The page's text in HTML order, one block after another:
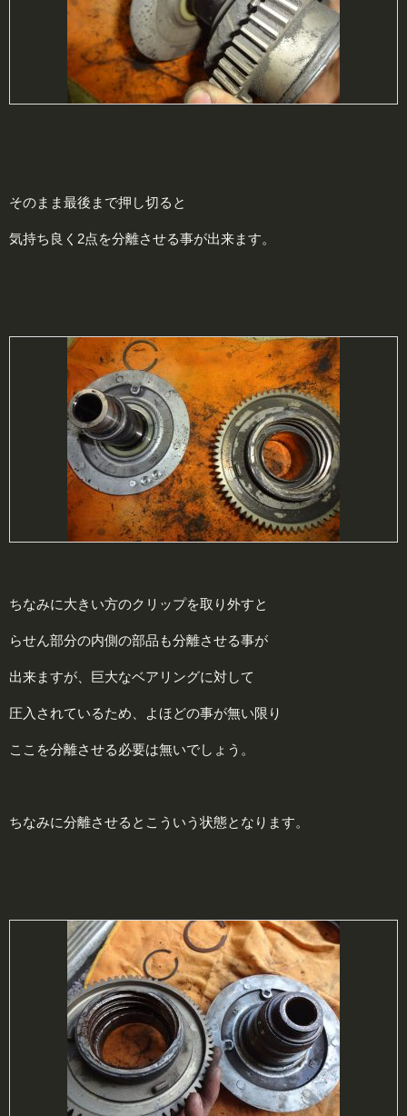
そのまま最後まで押し切ると
気持ち良く2点を分離させる事が出来ます。
ちなみに大きい方のクリップを取り外すと
らせん部分の内側の部品も分離させる事が
出来ますが、巨大なベアリングに対して
圧入されているため、よほどの事が無い限り
ここを分離させる必要は無いでしょう。
ちなみに分離させるとこういう状態となります。